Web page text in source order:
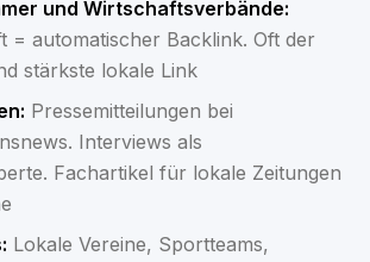
und Wirtschaftsverbände:
= automatischer Backlink. Oft der
stärkste lokale Link
Pressemitteilungen bei
Interviews als
Fachartikel für lokale Zeitungen
Lokale Vereine, Sportteams,